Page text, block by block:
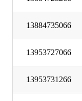
13884735066
13953727066
13953731266